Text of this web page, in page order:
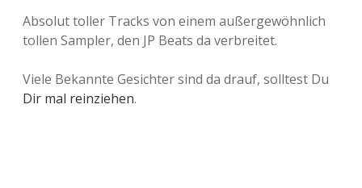
Absolut toller Tracks von einem außergewöhnlich
tollen Sampler, den JP Beats da verbreitet.
Viele Bekannte Gesichter sind da drauf, solltest Du
Dir mal reinziehen.